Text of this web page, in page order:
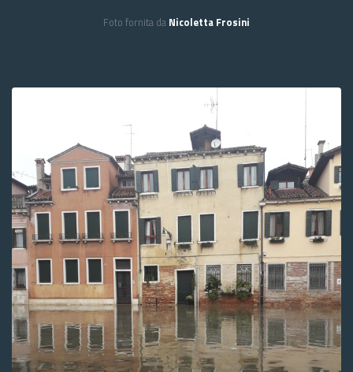
Foto fornita da Nicoletta Frosini